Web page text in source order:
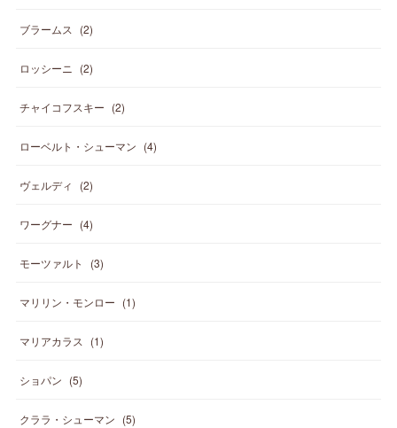
ブラームス (2)
ロッシーニ (2)
チャイコフスキー (2)
ローベルト・シューマン (4)
ヴェルディ (2)
ワーグナー (4)
モーツァルト (3)
マリリン・モンロー (1)
マリアカラス (1)
ショパン (5)
クララ・シューマン (5)